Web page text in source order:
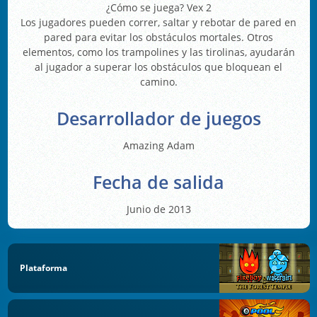
¿Cómo se juega? Vex 2
Los jugadores pueden correr, saltar y rebotar de pared en
pared para evitar los obstáculos mortales. Otros
elementos, como los trampolines y las tirolinas, ayudarán
al jugador a superar los obstáculos que bloquean el
camino.
Desarrollador de juegos
Amazing Adam
Fecha de salida
Junio de 2013
Plataforma